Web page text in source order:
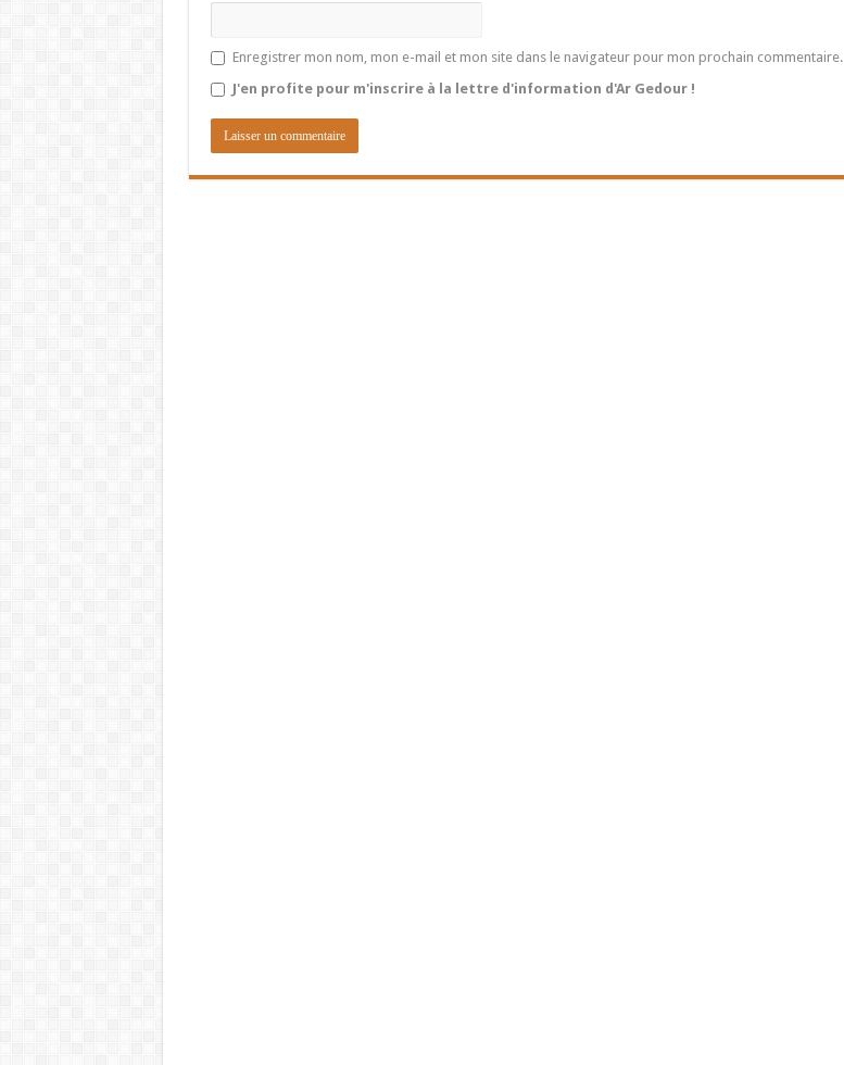
Enregistrer mon nom, mon e-mail et mon site dans le navigateur pour mon prochain commentaire.
J'en profite pour m'inscrire à la lettre d'information d'Ar Gedour !